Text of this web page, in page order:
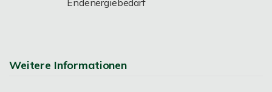
Weitere Informationen